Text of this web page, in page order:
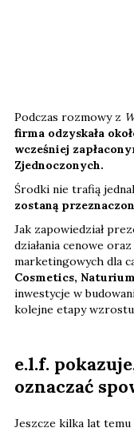
Podczas rozmowy z
firma odzyskała
wcześniej
Zjednoczonych.
Środki nie trafią
zostaną
Jak zapowiedział
działania cenowe
marketingowych dla
Cosmetics,
inwestycje w
kolejne etapy
e.l.f.
oznaczać
Jeszcze kilka lat temu